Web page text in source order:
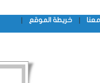
| خريطة الموقع |